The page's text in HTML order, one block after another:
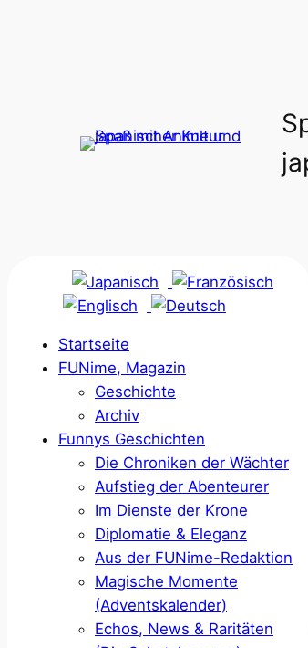
Startseite
FUNime, Magazin
Geschichte
Archiv
Funnys Geschichten
Die Chroniken der Wächter
Aufstieg der Abenteurer
Im Dienste der Krone
Diplomatie & Eleganz
Aus der FUNime-Redaktion
Magische Momente
(Adventskalender)
Echos, News & Raritäten